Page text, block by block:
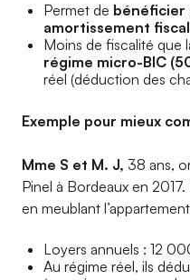
Permet de bénéficier
amortissement fiscal
Moins de fiscalité que
régime micro-BIC
réel (déduction des
Exemple pour mieux
Mme S et M. J, 38 ans,
Pinel à Bordeaux en
en meublant
Loyers annuels : 12
Au régime réel, ils